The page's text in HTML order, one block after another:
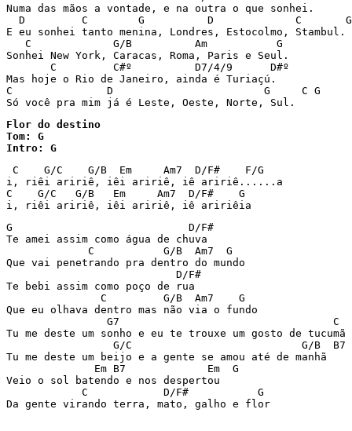
Numa das mãos a vontade, e na outra o que sonhei.
D         C        G          D             C
E eu sonhei tanto menina, Londres, Estocolmo, Stambul.
   C             G/B          Am           G
Sonhei New York, Caracas, Roma, Paris e Seul.
       C         C#º          D7/4/9      D#º
Mas hoje o Rio de Janeiro, ainda é Turiaçú.
C               D                        G     C G
Flor do destino
Tom: G
Intro: G
C    G/C    G/B  Em     Am7  D/F#    F/G
i, riêi aririê, iêi aririê, iê aririê......a
C    G/C   G/B   Em     Am7  D/F#    G
i, riêi aririê, iêi aririê, iê aririêia
G                            D/F#
Te amei assim como água de chuva
             C           G/B  Am7  G
Que vai penetrando pra dentro do mundo
                           D/F#
Te bebi assim como poço de rua
               C         G/B  Am7    G
Que eu olhava dentro mas não via o fundo
                G7                                  C
Tu me deste um sonho e eu te trouxe um gosto de tucumã
                 G/C                           G/B  B7
Tu me deste um beijo e a gente se amou até de manhã
              Em B7             Em  G
Veio o sol batendo e nos despertou
            C            D/F#           G
Da gente virando terra, mato, galho e flor